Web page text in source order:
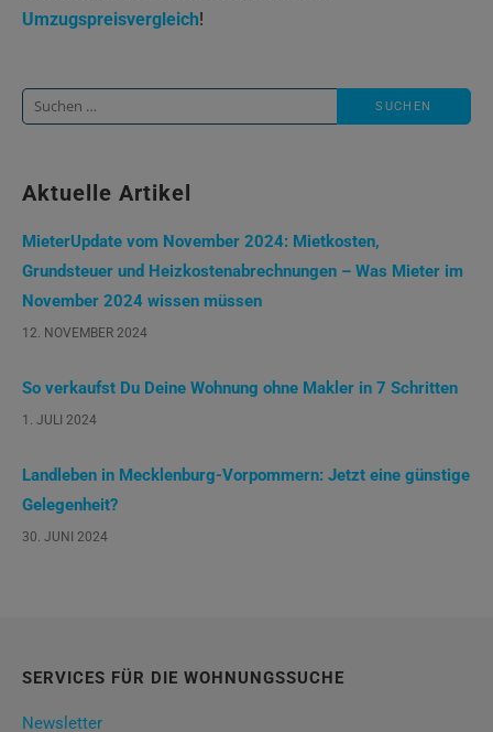
Umzugspreisvergleich!
Suche
Aktuelle Artikel
MieterUpdate vom November 2024: Mietkosten,
Grundsteuer und Heizkostenabrechnungen – Was Mieter im
November 2024 wissen müssen
12. NOVEMBER 2024
So verkaufst Du Deine Wohnung ohne Makler in 7 Schritten
1. JULI 2024
Landleben in Mecklenburg-Vorpommern: Jetzt eine günstige
Gelegenheit?
30. JUNI 2024
SERVICES FÜR DIE WOHNUNGSSUCHE
Newsletter